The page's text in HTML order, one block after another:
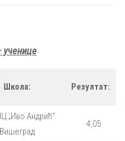
Школа: Резултат:
„Иво Андрић“
Вишеград
4,05